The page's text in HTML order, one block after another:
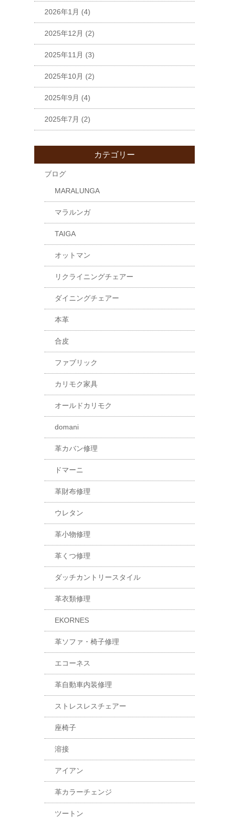
2026年1月 (4)
2025年12月 (2)
2025年11月 (3)
2025年10月 (2)
2025年9月 (4)
2025年7月 (2)
カテゴリー
ブログ
MARALUNGA
マラルンガ
TAIGA
オットマン
リクライニングチェアー
ダイニングチェアー
本革
合皮
ファブリック
カリモク家具
オールドカリモク
domani
革カバン修理
ドマーニ
革財布修理
ウレタン
革小物修理
革くつ修理
ダッチカントリースタイル
革衣類修理
EKORNES
革ソファ・椅子修理
エコーネス
革自動車内装修理
ストレスレスチェアー
座椅子
溶接
アイアン
革カラーチェンジ
ツートン